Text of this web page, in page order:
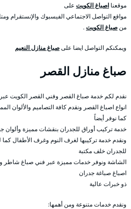
موقعنا اصباغ الكويت على
مواقع التواصل الاجتماعي الفيسبوك والإنستقرام
منصباغ الكويت.
ويمكنكم التواصل ايضا علىصباغ منازل النعيم
صباغ منازل القصر
نقدم لكم خدمة صباغ القصر وفني القصر الكويت
انواع اصباغ القصر ونقدم كافة التصاميم والألوان
كما نوفر أيضاً
خدمة تركيب أوراق للجدران بنقشات مميزة وألوان
ونقدم خدمة تركيبها لغرف النوم وغرف الأطفال
للجدران خلف مكتبة
الشاشة ونوفر خدمات مميزة عبر فني صباغ شاطر
اصباغ صباغة جدران
ذو خبرات عالية
ونقدم خدمات متنوعة ومن أهمها: